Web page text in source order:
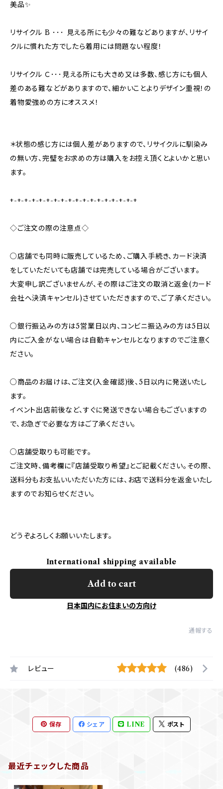
美品✨
リサイクル B ･･･ 見える所にも少々の難などありますが、リサイ
クルに慣れた方でしたら着用には問題ない程度！
リサイクル Ｃ･･･見える所にも大きめ又は多数、感じ方にも個人
差のある難などがありますので、細かいことよりデザイン重視！の
着物愛強めの方にオススメ！
＊状態の感じ方には個人差がありますので、リサイクルに馴染み
の無い方、完璧をお求めの方は購入をお控え頂くとよいかと思い
ます。
+-+-+-+-+-+-+-+-+-+-+-+-+-+-+-+-+-+
◇ご注文の際の注意点◇
○店舗でも同時に販売しているため、ご購入手続き、カード決済
をしていただいても店舗では完売している場合がございます。
大変申し訳ございませんが、その際はご注文の取消と返金(カード
会社へ決済キャンセル)させていただきますので、ご了承ください。
○銀行振込みの方は5営業日以内、コンビニ振込みの方は5日以
内にご入金がない場合は自動キャンセルとなりますのでご注意く
ださい。
○商品のお届けは、ご注文(入金確認)後、5日以内に発送いたし
ます。
イベント出店前後など、すぐに発送できない場合もございますの
で、お急ぎで必要な方はご了承ください。
○店舗受取りも可能です。
ご注文時、備考欄に『店舗受取り希望』とご記載ください。その際、
送料分もお支払いいただいた方には、お店で送料分を返金いたし
ますのでお知らせください。
どうぞよろしくお願いいたします。
International shipping available
Add to cart
日本国内にお住まいの方向け
通報する
レビュー (486)
保存 シェア LINE ポスト
最近チェックした商品